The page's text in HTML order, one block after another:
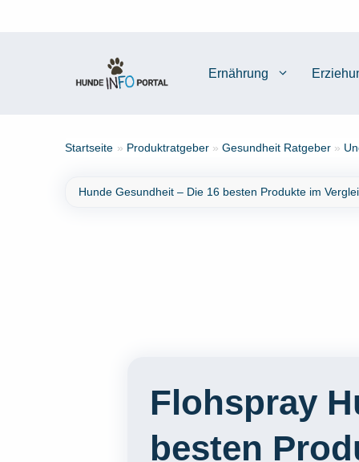
Ernährung
Startseite » Produktratgeber » Gesundheit Ratgeber »
Hunde Gesundheit – Die 16 besten Produkte im
Flohspray
besten